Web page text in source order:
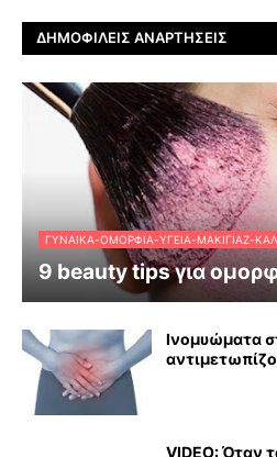
ΔΗΜΟΦΙΛΕΊΣ ΑΝΑΡΤΉΣΕΙΣ
ΓΥΝΑΊΚΑ-ΟΜΟΡΦΙΆ-ΥΓΕΊΑ-ΜΑΚΙΓΙΆΖ-
9 beauty tips για
Ινομυώματα
VIDEO: Όταν